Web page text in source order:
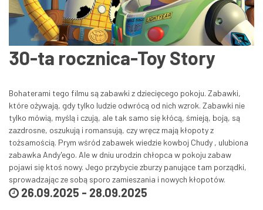
30-ta rocznica-Toy Story
Bohaterami tego filmu są zabawki z dziecięcego pokoju. Zabawki,
które ożywają, gdy tylko ludzie odwrócą od nich wzrok. Zabawki nie
tylko mówią, myślą i czują, ale tak samo się kłócą, śmieją, boją, są
zazdrosne, oszukują i romansują, czy wręcz mają kłopoty z
tożsamością. Prym wśród zabawek wiedzie kowboj Chudy , ulubiona
zabawka Andy'ego. Ale w dniu urodzin chłopca w pokoju zabaw
pojawi się ktoś nowy. Jego przybycie zburzy panujące tam porządki,
sprowadzając ze sobą sporo zamieszania i nowych kłopotów.
26.09.2025 - 28.09.2025